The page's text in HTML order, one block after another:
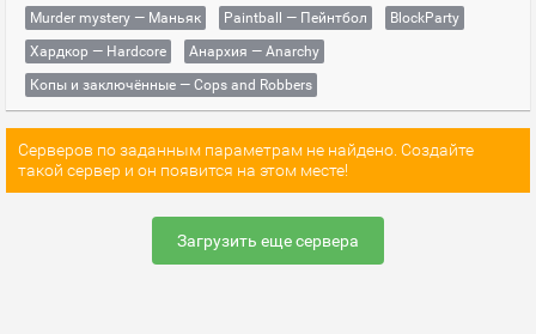
Murder mystery — Маньяк
Paintball — Пейнтбол
BlockParty
Хардкор — Hardcore
Анархия — Anarchy
Копы и заключённые — Cops and Robbers
Серверов по заданным параметрам не найдено. Создайте
такой сервер и он появится на этом месте!
Загрузить еще сервера